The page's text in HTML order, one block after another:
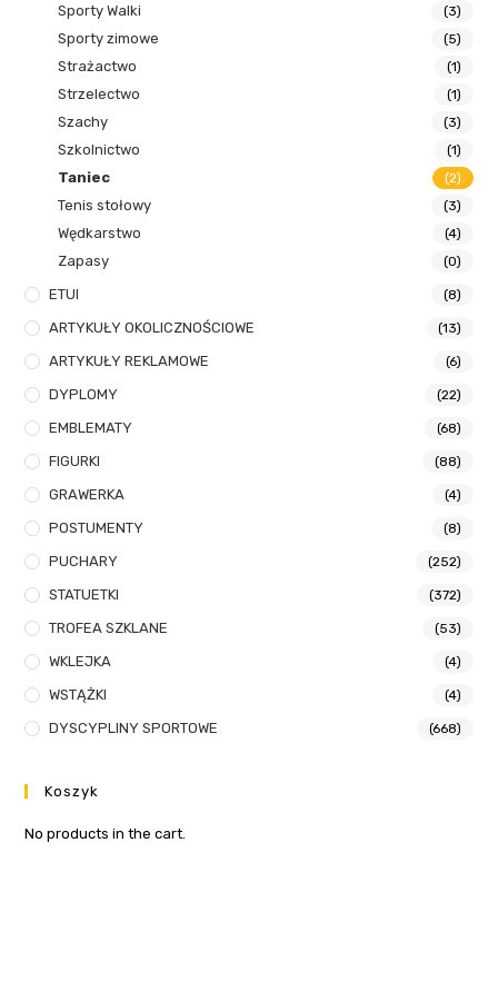
Sporty Walki (3)
Sporty zimowe (5)
Strażactwo (1)
Strzelectwo (1)
Szachy (3)
Szkolnictwo (1)
Taniec (2)
Tenis stołowy (3)
Wędkarstwo (4)
Zapasy (0)
ETUI (8)
ARTYKUŁY OKOLICZNOŚCIOWE (13)
ARTYKUŁY REKLAMOWE (6)
DYPLOMY (22)
EMBLEMATY (68)
FIGURKI (88)
GRAWERKA (4)
POSTUMENTY (8)
PUCHARY (252)
STATUETKI (372)
TROFEA SZKLANE (53)
WKLEJKA (4)
WSTĄŻKI (4)
DYSCYPLINY SPORTOWE (668)
Koszyk
No products in the cart.